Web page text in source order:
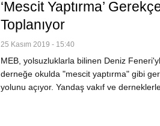
‘Mescit Yaptırma’
Toplanıyor
25 Kasım 2019 - 15:40
MEB, yolsuzluklarla bilinen Deniz
derneğe okulda "mescit yaptırma" gibi
yolunu açıyor. Yandaş vakıf ve